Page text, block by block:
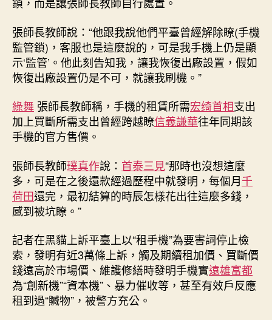
張師長教師說：“他跟我說他們平臺曾經解除瞭(手機
監管鎖)，客服也是這麼說的，可是我手機上仍是顯
示‘監管’。他此刻告知我，讓我恢復出廠設置，假如
恢復出廠設置仍是不可，就讓我刷機。”
綠舞 張師長教師稱，手機的租賃所需宏绮首相支出
加上買斷所需支出曾經跨越瞭信義謙華往年同期該
手機的官方售價。
張師長教師璞真作說： 首泰三見“那時也沒想這麼
多，可是在之後還款經過歷程中就發明，每個月千
荷田還完，最初結算的時辰怎樣花出往這麼多錢，
感到被坑瞭。”
記者在黑貓上訴平臺上以“租手機”為要害詞停止檢
索，發明有近3萬條上訴，觸及期續租加價、買斷價
錢遠高於市場價、維護修繕時發明手機實遠雄富都
為“創新機”“資本機”、暴力催收等，甚至有效戶反應
租到過“贓物”，被警方充公。